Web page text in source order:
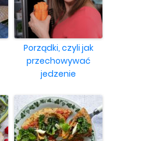
Porządki, czyli jak
przechowywać
jedzenie